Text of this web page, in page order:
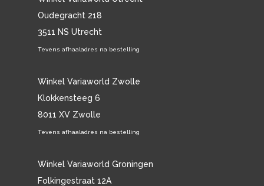
Oudegracht 218
3511 NS Utrecht
Tevens afhaaladres na bestelling
Winkel Variaworld Zwolle
Klokkensteeg 6
8011 XV Zwolle
Tevens afhaaladres na bestelling
Winkel Variaworld Groningen
Folkingestraat 12A